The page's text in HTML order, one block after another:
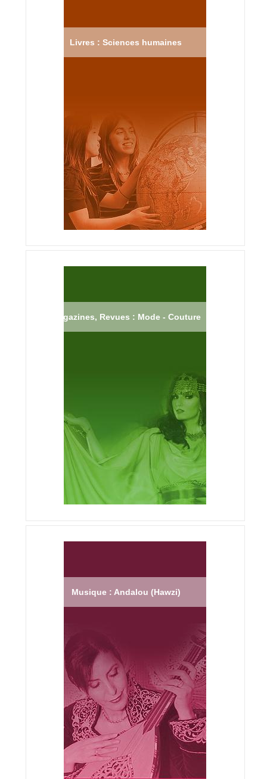
Livres : Sciences humaines
Magazines, Revues : Mode - Couture
Musique : Andalou (Hawzi)